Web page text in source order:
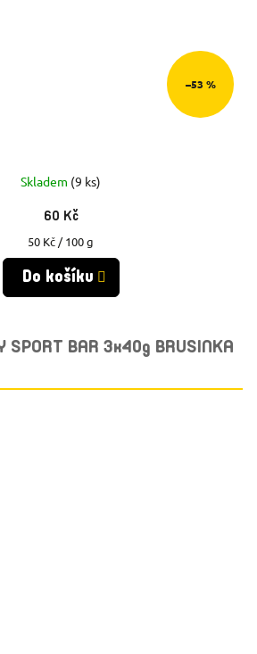
–53 %
Skladem (9 ks)
60 Kč
Měrná
cena:
50 Kč / 100 g
Do košíku
SPORT BAR 3x40g BRUSINKA